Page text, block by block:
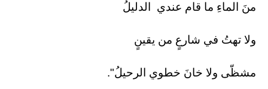
منَ الماءِ ما قام عندي الدليلُ
ولا تهتُ في شارعٍ من يقينٍ
مشظّى ولا خانَ خطوي الرحيلُ".